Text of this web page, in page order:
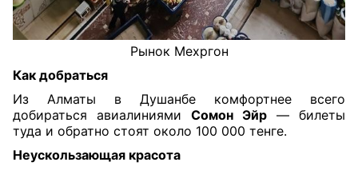
Рынок Мехргон
Как добраться
Из Алматы в Душанбе комфортнее всего
добираться авиалиниями Сомон Эйр — билеты
туда и обратно стоят около 100 000 тенге.
Неускользающая красота